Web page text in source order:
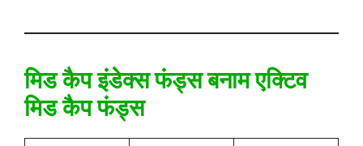
मिड कैप इंडेक्स फंड्स बनाम एक्टिव
मिड कैप फंड्स